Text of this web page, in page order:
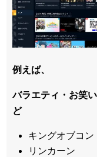
例えば、
バラエティ・お笑
ど
キングオブコ
リンカーン